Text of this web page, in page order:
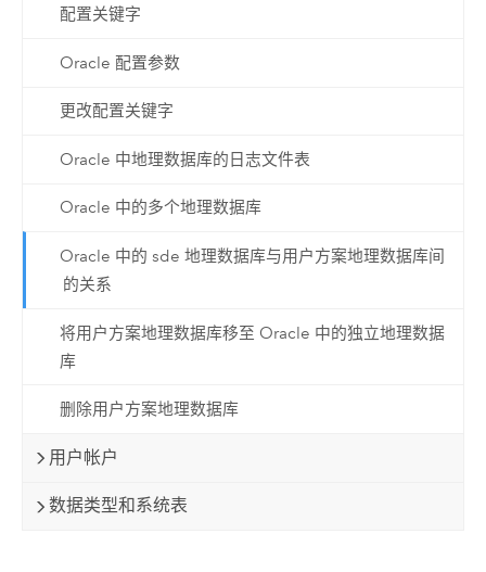
配置关键字
Oracle 配置参数
更改配置关键字
Oracle 中地理数据库的日志文件表
Oracle 中的多个地理数据库
Oracle 中的 sde 地理数据库与用户方案地理数据库间
的关系
将用户方案地理数据库移至 Oracle 中的独立地理数据
库
删除用户方案地理数据库
用户帐户
数据类型和系统表